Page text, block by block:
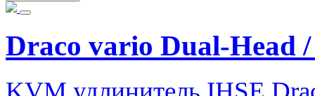
Draco vario Dual-Head